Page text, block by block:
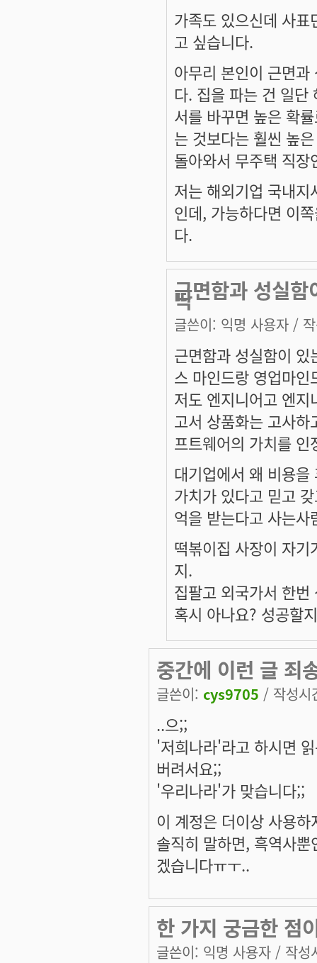
가족도 있으신데 사
고 싶습니다.
아무리 본인이 근면
다. 집을 파는 건 일단
서를 바꾸면 높은 확
는 것보다는 훨씬 높
돌아와서 무주택 직
저는 해외기업 국내
인데, 가능하다면 이
다.
근면함과 성실
딱
글쓴이: 익명 사용자 /
근면함과 성실함이
스 마인드랑 영업마
저도 엔지니어고 엔
고서 상품화는 고사
프트웨어의 가치를
대기업에서 왜 비용
가치가 있다고 믿고
억을 받는다고 사는
떡볶이집 사장이 자
지.
집팔고 외국가서 한
혹시 아나요? 성공할지
중간에 이런 글 죄
글쓴이: cys9705 / 작성
..으;;
'저희나라'라고 하시면
버려서요;;
'우리나라'가 맞습니다;;
이 계정은 더이상 사용
솔직히 말하면, 흑역사
겠습니다ㅠㅜ..
한 가지 궁금한 점
글쓴이: 익명 사용자 / 작성